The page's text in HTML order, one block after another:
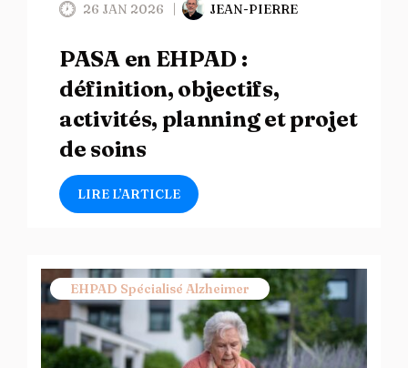
26 JAN 2026 JEAN-PIERRE
PASA en EHPAD :
définition, objectifs,
activités, planning et projet
de soins
LIRE L’ARTICLE
EHPAD Spécialisé Alzheimer